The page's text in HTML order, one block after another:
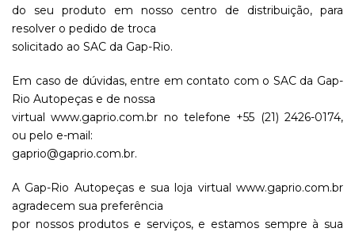
do seu produto em nosso centro de distribuição, para
resolver o pedido de troca
solicitado ao SAC da Gap-Rio.
Em caso de dúvidas, entre em contato com o SAC da Gap-
Rio Autopeças e de nossa
virtual www.gaprio.com.br no telefone +55 (21) 2426-0174,
ou pelo e-mail:
gaprio@gaprio.com.br.
A Gap-Rio Autopeças e sua loja virtual www.gaprio.com.br
agradecem sua preferência
por nossos produtos e serviços, e estamos sempre à sua